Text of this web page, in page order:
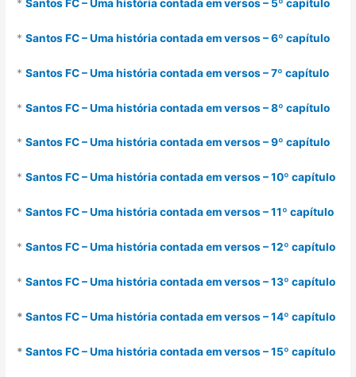
*Santos FC – Uma história contada em versos – 5º capítulo
*Santos FC – Uma história contada em versos – 6º capítulo
*Santos FC – Uma história contada em versos – 7º capítulo
*Santos FC – Uma história contada em versos – 8º capítulo
*Santos FC – Uma história contada em versos – 9º capítulo
*Santos FC – Uma história contada em versos – 10º capítulo
*Santos FC – Uma história contada em versos – 11º capítulo
*Santos FC – Uma história contada em versos – 12º capítulo
*Santos FC – Uma história contada em versos – 13º capítulo
*Santos FC – Uma história contada em versos – 14º capítulo
*Santos FC – Uma história contada em versos – 15º capítulo